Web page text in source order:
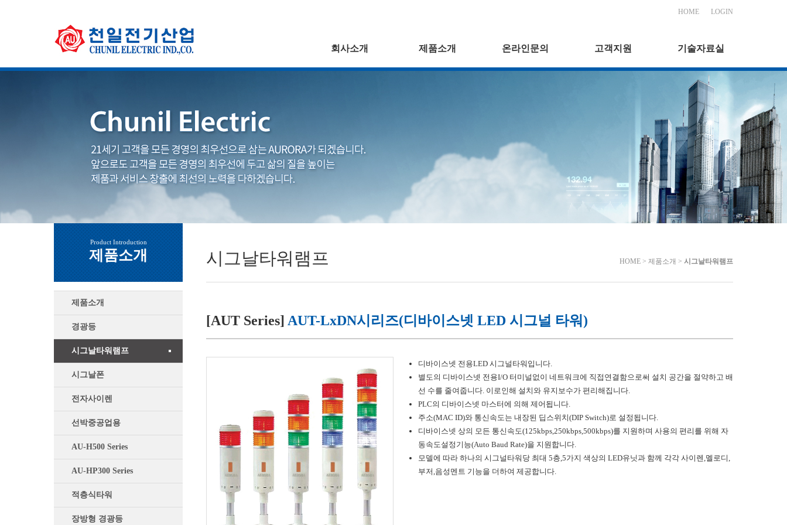
LOGIN
HOME
회사소개 제품소개 온라인문의 고객지원 기술자료실
Product Introduction
제품소개
제품소개
경광등
시그날타워램프
시그날폰
전자사이렌
선박중공업용
AU-H500 Series
AU-HP300 Series
적층식타워
장방형 경광등
시그날타워램프 HOME > 제품소개 > 시그날타워램프
[AUT Series] AUT-LxDN시리즈(디바이스넷 LED 시그널 타워)
디바이스넷 전용LED 시그널타워입니다.
별도의 디바이스넷 전용I/O 터미널없이 네트워크에 직접연결함으로써 설치 공간을 절약하고 배
선 수를 줄여줍니다. 이로인해 설치와 유지보수가 편리해집니다.
PLC의 디바이스넷 마스터에 의해 제어됩니다.
주소(MAC ID)와 통신속도는 내장된 딥스위치(DIP Switch)로 설정됩니다.
디바이스넷 상의 모든 통신속도(125kbps,250kbps,500kbps)를 지원하며 사용의 편리를 위해 자
동속도설정기능(Auto Baud Rate)을 지원합니다.
모델에 따라 하나의 시그널타워당 최대 5층,5가지 색상의 LED유닛과 함께 각각 사이렌,멜로디,
부저,음성멘트 기능을 더하여 제공합니다.